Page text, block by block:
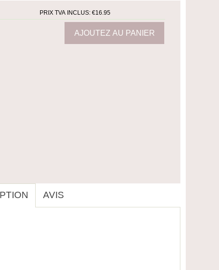
PRIX TVA INCLUS: €16.95
AVIS